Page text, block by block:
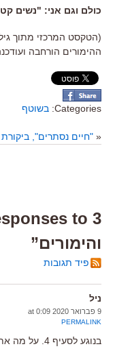
כולם וגם אני: "נשים
ההימורים הורחבה
Categories: בשוטף
« "חיים נסתרים", ביקורת
והימורים”
פיד תגובות
ניל
9 פברואר 2020 at 0:09
PERMALINK
בנוגע